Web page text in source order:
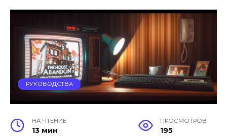
РУКОВОДСТВА
НА ЧТЕНИЕ
13 мин
ПРОСМОТРОВ
195